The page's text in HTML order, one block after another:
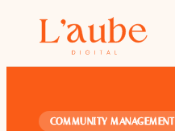
COMMUNITY MANAGEMENT